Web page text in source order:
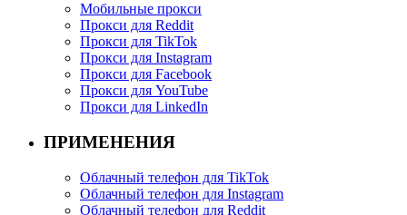
Мобильные прокси
Прокси для Reddit
Прокси для TikTok
Прокси для Instagram
Прокси для Facebook
Прокси для YouTube
Прокси для LinkedIn
ПРИМЕНЕНИЯ
Облачный телефон для TikTok
Облачный телефон для Instagram
Облачный телефон для Reddit